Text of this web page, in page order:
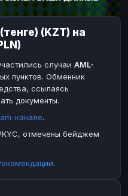
Bitcoin Cash BCH
BinanceCoin
Ether Classic
Ripple
Paxum
Payoneer
(KZT) на
случаи AML-
пунктов. Обменник
ссылаясь
документы.
канале.
отмечены бейджем
.